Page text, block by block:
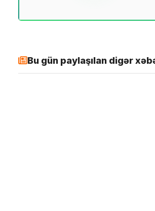
Bu gün paylaşılan digər